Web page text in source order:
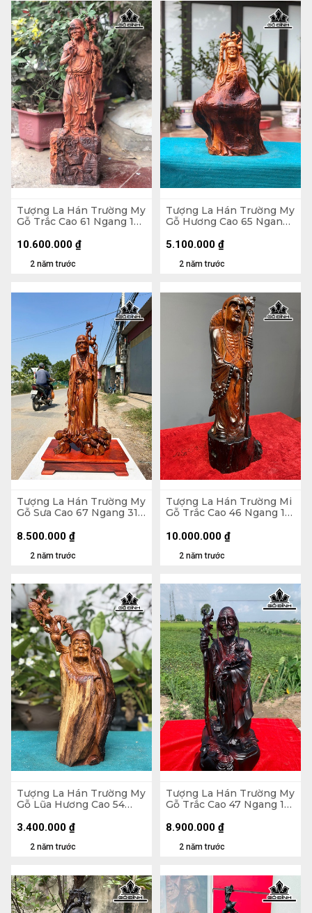
Tượng La Hán Trường My
Gỗ Trắc Cao 61 Ngang 19
2 năm trước
10.600.000 ₫
Tượng La Hán Trường My
Gỗ Hương Cao 65 Ngang
2 năm trước
5.100.000 ₫
Tượng La Hán Trường My
Gỗ Sưa Cao 67 Ngang 31
2 năm trước
8.500.000 ₫
Tượng La Hán Trường Mi
Gỗ Trắc Cao 46 Ngang 16
2 năm trước
10.000.000 ₫
Tượng La Hán Trường My
Gỗ Lũa Hương Cao 54
2 năm trước
3.400.000 ₫
Tượng La Hán Trường My
Gỗ Trắc Cao 47 Ngang 18
2 năm trước
8.900.000 ₫